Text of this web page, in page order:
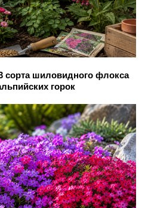
сорта шиловидного флокса
горок